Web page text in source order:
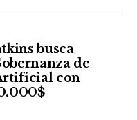
busca
de
con